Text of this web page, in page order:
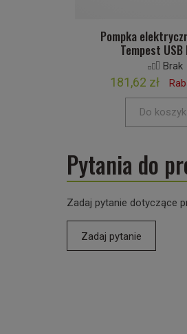
Pompka
Tempest USB
Brak
181,62 zł
Do
Pytania do
Zadaj pytanie dotyczące
Zadaj pytanie